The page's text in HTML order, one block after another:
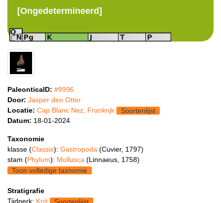
[Ongedetermineerd]
PaleonticaID: #9996
Door: Jasper den Otter
Locatie: Cap Blanc Nez, Frankrijk
Soortenlijst
Datum: 18-01-2024
Taxonomie
klasse (Classis): Gastropoda (Cuvier, 1797)
stam (Phylum): Mollusca (Linnaeus, 1758)
Toon volledige taxnomie
Stratigrafie
Tijdperk: Krijt